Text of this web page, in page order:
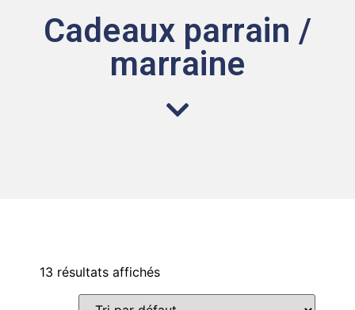
Cadeaux parrain /
marraine
13 résultats affichés